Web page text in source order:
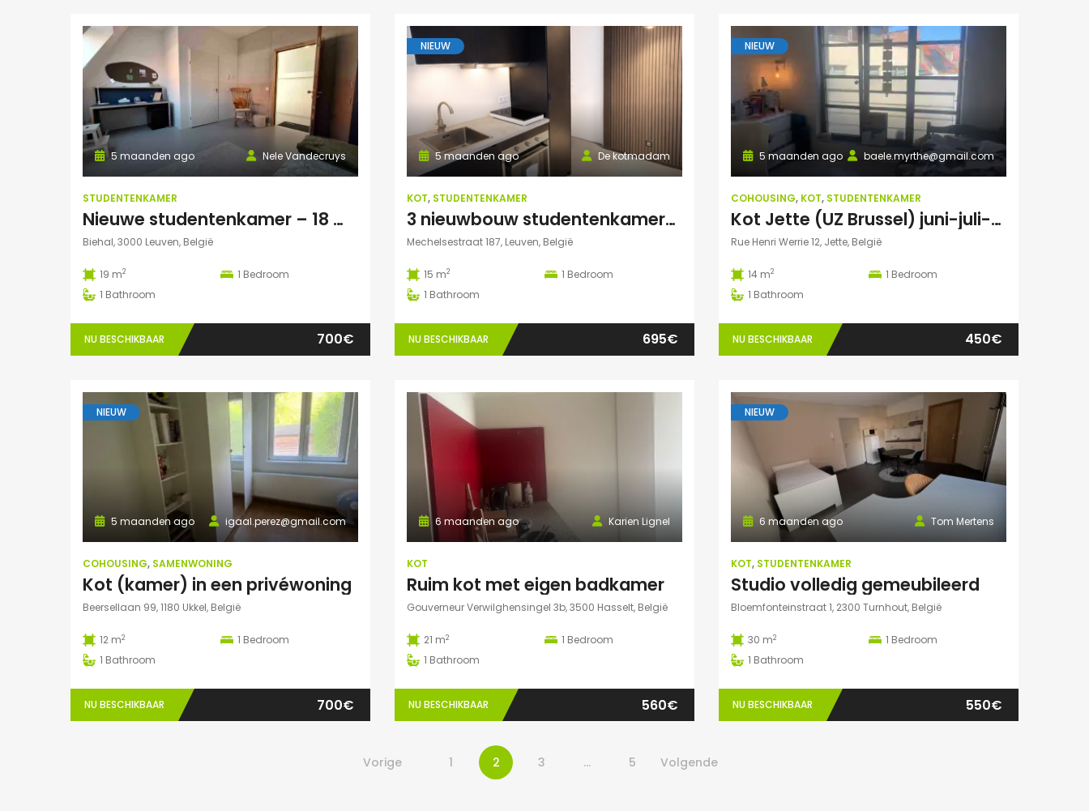
Nele Vandecruys
5 maanden ago
STUDENTENKAMER
Nieuwe studentenkamer – 18 m² met privé autoparking – op 5 min fietsafstand van Campus Gasthuisberg
Biehal, 3000 Leuven, België
19 m2 1 Bedroom
1 Bathroom
NU BESCHIKBAAR 700€
NIEUW
De kotmadam
5 maanden ago
KOT, STUDENTENKAMER
3 nieuwbouw studentenkamers met eigen sanitair
Mechelsestraat 187, Leuven, België
15 m2 1 Bedroom
1 Bathroom
NU BESCHIKBAAR 695€
NIEUW
baele.myrthe@gmail.com
5 maanden ago
COHOUSING, KOT, STUDENTENKAMER
Kot Jette (UZ Brussel) juni-juli-aug-sept 2026
Rue Henri Werrie 12, Jette, België
14 m2 1 Bedroom
1 Bathroom
NU BESCHIKBAAR 450€
NIEUW
igaal.perez@gmail.com
5 maanden ago
COHOUSING, SAMENWONING
Kot (kamer) in een privéwoning
Beersellaan 99, 1180 Ukkel, België
12 m2 1 Bedroom
1 Bathroom
NU BESCHIKBAAR 700€
Karien Lignel
6 maanden ago
KOT
Ruim kot met eigen badkamer
Gouverneur Verwilghensingel 3b, 3500 Hasselt, België
21 m2 1 Bedroom
1 Bathroom
NU BESCHIKBAAR 560€
NIEUW
Tom Mertens
6 maanden ago
KOT, STUDENTENKAMER
Studio volledig gemeubileerd
Bloemfonteinstraat 1, 2300 Turnhout, België
30 m2 1 Bedroom
1 Bathroom
NU BESCHIKBAAR 550€
Vorige 1 2 3 … 5 Volgende